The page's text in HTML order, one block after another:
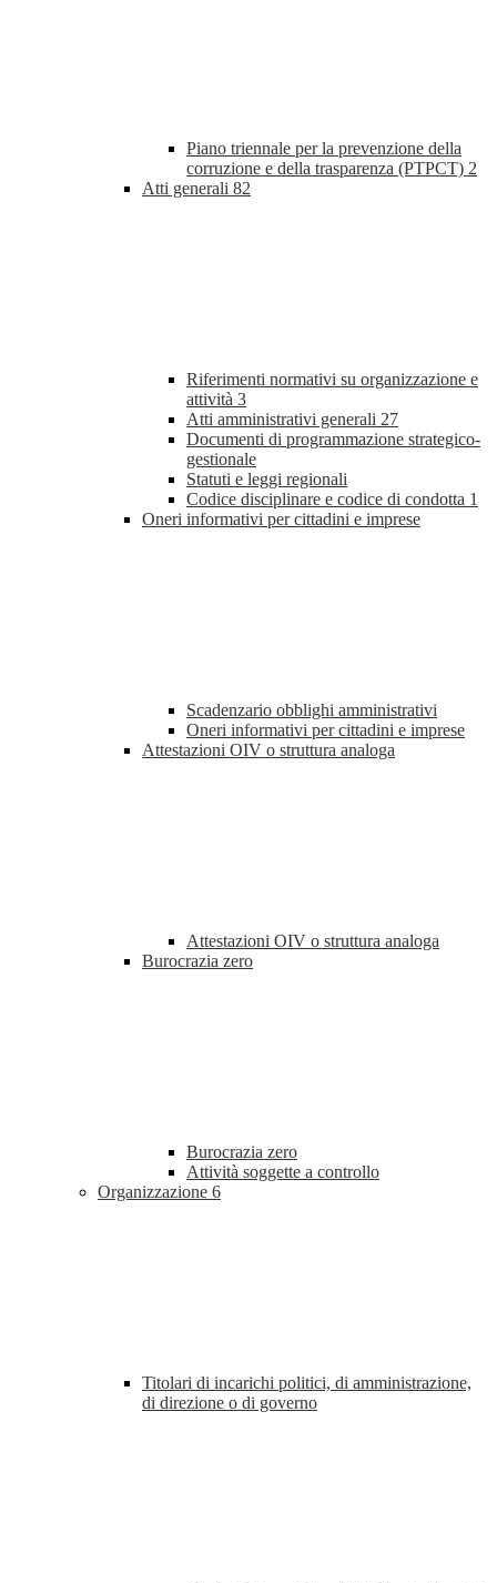
Piano triennale per la prevenzione della
corruzione e della trasparenza (PTPCT) 2
Atti generali 82
Riferimenti normativi su organizzazione e
attività 3
Atti amministrativi generali 27
Documenti di programmazione strategico-
gestionale
Statuti e leggi regionali
Codice disciplinare e codice di condotta 1
Oneri informativi per cittadini e imprese
Scadenzario obblighi amministrativi
Oneri informativi per cittadini e imprese
Attestazioni OIV o struttura analoga
Attestazioni OIV o struttura analoga
Burocrazia zero
Burocrazia zero
Attività soggette a controllo
Organizzazione 6
Titolari di incarichi politici, di amministrazione,
di direzione o di governo